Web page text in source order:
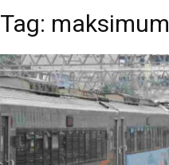
Tag: maksimum